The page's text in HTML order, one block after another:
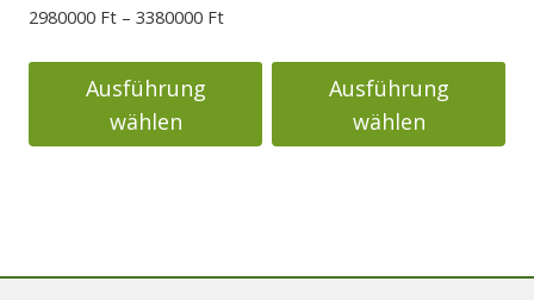
2980000 Ft – 3380000 FtPreisspanne:
bis
Ausführung
wählen
Ausführung
wählen